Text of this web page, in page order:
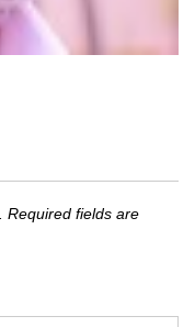
Required fields are